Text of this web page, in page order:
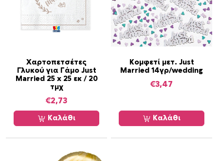
Χαρτοπετσέτες
Γλυκού για Γάμο Just
Married 25 x 25 εκ / 20
τμχ
€2,73
Καλάθι
Κομφετί μετ. Just
Married 14γρ/wedding
€3,47
Καλάθι